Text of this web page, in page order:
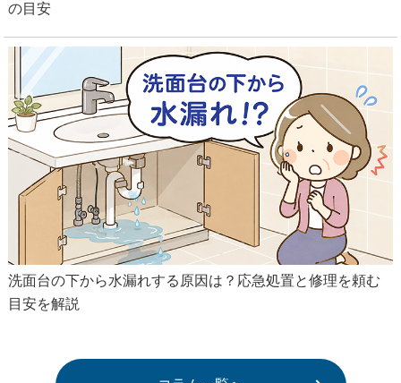
の目安
洗面台の下から水漏れする原因は？応急処置と修理を頼む
目安を解説